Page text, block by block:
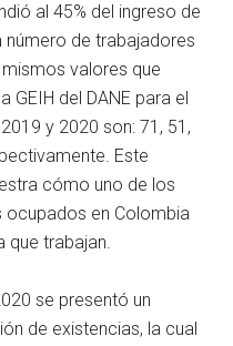
al 45% del ingreso de
número de trabajadores
valores que
del DANE para el
y 2020 son: 71, 51,
Este
cómo uno de los
ocupados en Colombia
que trabajan.
se presentó un
de existencias, la cual